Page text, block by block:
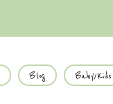
Blog Baby/Kids